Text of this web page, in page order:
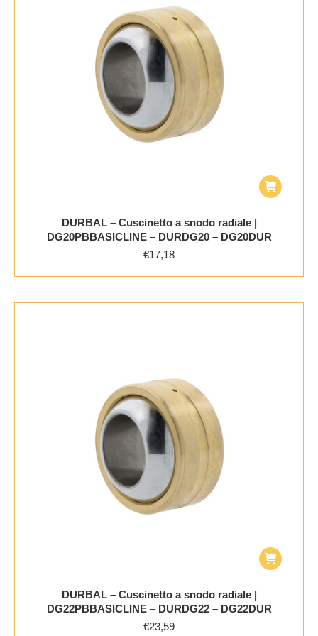
DURBAL – Cuscinetto a snodo radiale |
DG20PBBASICLINE – DURDG20 – DG20DUR
€17,18
DURBAL – Cuscinetto a snodo radiale |
DG22PBBASICLINE – DURDG22 – DG22DUR
€23,59